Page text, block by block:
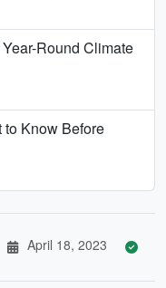
Round Climate
to Know Before
April 18, 2023